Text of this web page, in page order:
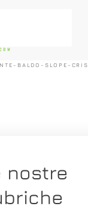
BALDO-SLOPE-
nostre